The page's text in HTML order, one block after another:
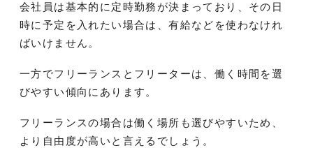
会社員は基本的に定時勤務が決まっており、その日
時に予定を入れたい場合は、有給などを使わなけれ
ばいけません。
一方でフリーランスとフリーターは、働く時間を選
びやすい傾向にあります。
フリーランスの場合は働く場所も選びやすいため、
より自由度が高いと言えるでしょう。